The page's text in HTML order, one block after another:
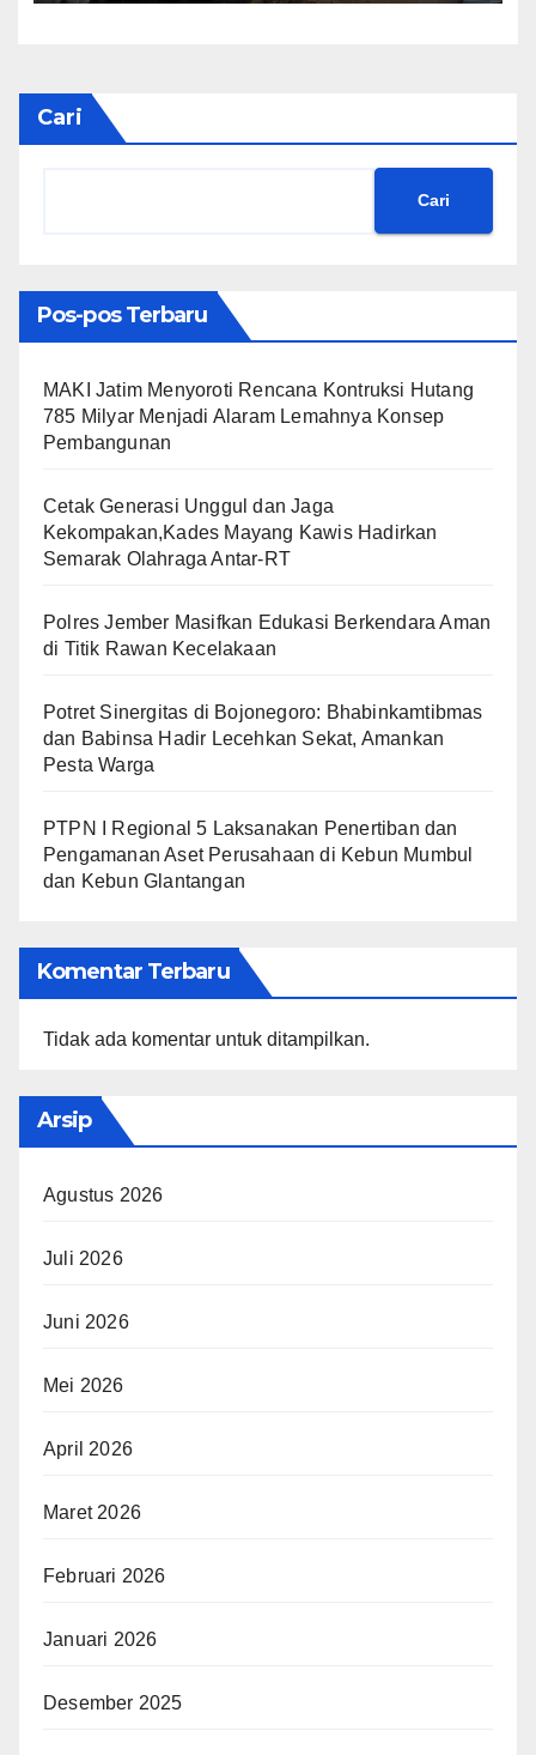
Cari
Cari
Pos-pos Terbaru
MAKI Jatim Menyoroti Rencana Kontruksi Hutang
785 Milyar Menjadi Alaram Lemahnya Konsep
Pembangunan
Cetak Generasi Unggul dan Jaga
Kekompakan,Kades Mayang Kawis Hadirkan
Semarak Olahraga Antar-RT
Polres Jember Masifkan Edukasi Berkendara Aman
di Titik Rawan Kecelakaan
​Potret Sinergitas di Bojonegoro: Bhabinkamtibmas
dan Babinsa Hadir Lecehkan Sekat, Amankan
Pesta Warga
PTPN I Regional 5 Laksanakan Penertiban dan
Pengamanan Aset Perusahaan di Kebun Mumbul
dan Kebun Glantangan
Komentar Terbaru
Tidak ada komentar untuk ditampilkan.
Arsip
Agustus 2026
Juli 2026
Juni 2026
Mei 2026
April 2026
Maret 2026
Februari 2026
Januari 2026
Desember 2025